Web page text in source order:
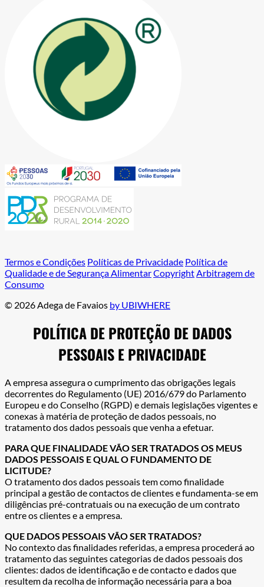
Termos e Condições Políticas de Privacidade Política de
Qualidade e de Segurança AlimentarCopyrightArbitragem de
Consumo
© 2026 Adega de Favaios by UBIWHERE
POLÍTICA DE PROTEÇÃO DE DADOS
PESSOAIS E PRIVACIDADE
A empresa assegura o cumprimento das obrigações legais
decorrentes do Regulamento (UE) 2016/679 do Parlamento
Europeu e do Conselho (RGPD) e demais legislações vigentes e
conexas à matéria de proteção de dados pessoais, no
tratamento dos dados pessoais que venha a efetuar.
PARA QUE FINALIDADE VÃO SER TRATADOS OS MEUS
DADOS PESSOAIS E QUAL O FUNDAMENTO DE
LICITUDE?
O tratamento dos dados pessoais tem como finalidade
principal a gestão de contactos de clientes e fundamenta-se em
diligências pré-contratuais ou na execução de um contrato
entre os clientes e a empresa.
QUE DADOS PESSOAIS VÃO SER TRATADOS?
No contexto das finalidades referidas, a empresa procederá ao
tratamento das seguintes categorias de dados pessoais dos
clientes: dados de identificação e de contacto e dados que
resultem da recolha de informação necessária para a boa